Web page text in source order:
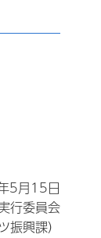
5月15日
行委員会
振興課）